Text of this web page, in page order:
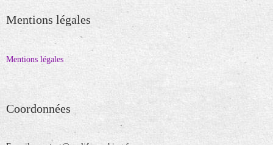
Mentions légales
Mentions légales
Coordonnées